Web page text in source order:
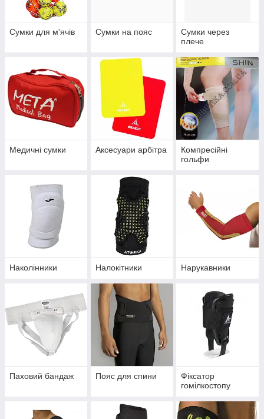
Сумки для м'ячів Сумки на пояс
Сумки через
плече
Медичні сумки Аксесуари арбітра
Компресійні
гольфи
Наколінники Налокітники Нарукавники
Паховий бандаж Пояс для спини
Фіксатор
гомілкостопу